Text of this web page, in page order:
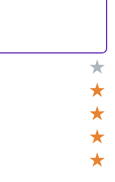
★
★
★
★
★